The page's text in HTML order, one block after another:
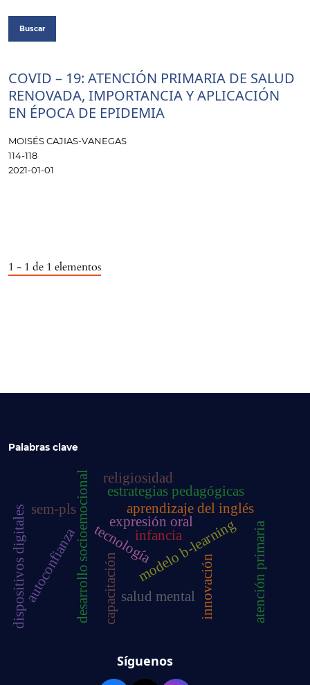
Buscar
COVID – 19: ATENCIÓN PRIMARIA DE SALUD
RENOVADA, IMPORTANCIA Y APLICACIÓN
EN ÉPOCA DE EPIDEMIA
MOISÉS CAJIAS-VANEGAS
114-118
2021-01-01
1 - 1 de 1 elementos
Palabras clave
modelo b-learning
tecnología
capacitación innovación
desarrollo socioemocional
aprendizaje del inglés
expresión oral
autoconfianza
estrategias pedagógicas
salud mental atención primaria
religiosidad
sem-pls
dispositivos digitales infancia
Síguenos